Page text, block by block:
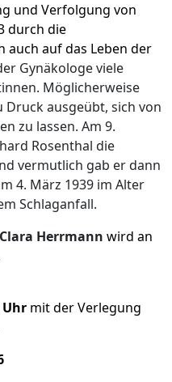
und Verfolgung von
durch die
auch auf das Leben der
Gynäkologe viele
Möglicherweise
ausgeübt, sich von
zu lassen. Am 9.
Rosenthal die
vermutlich gab er dann
4. März 1939 im Alter
Schlaganfall.
Herrmann wird an
Uhr mit der Verlegung